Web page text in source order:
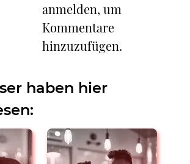
anmelden, um
Kommentare
hinzuzufügen.
haben hier